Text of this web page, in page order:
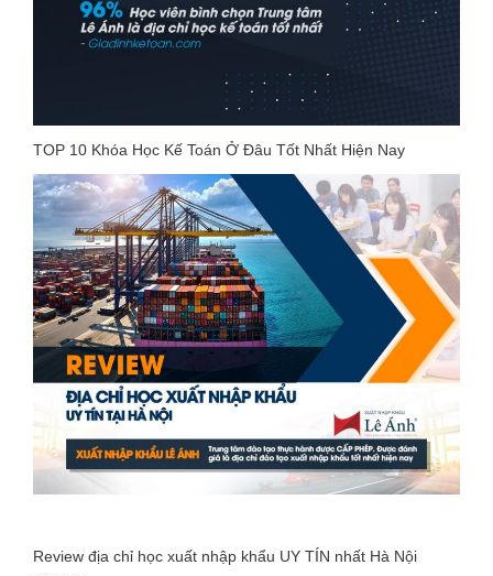
TOP 10 Khóa Học Kế Toán Ở Đâu Tốt Nhất Hiện Nay
Review địa chỉ học xuất nhập khẩu UY TÍN nhất Hà Nội